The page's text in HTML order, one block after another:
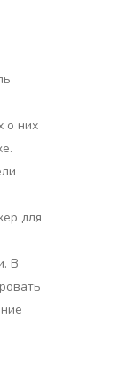
о них
для
В